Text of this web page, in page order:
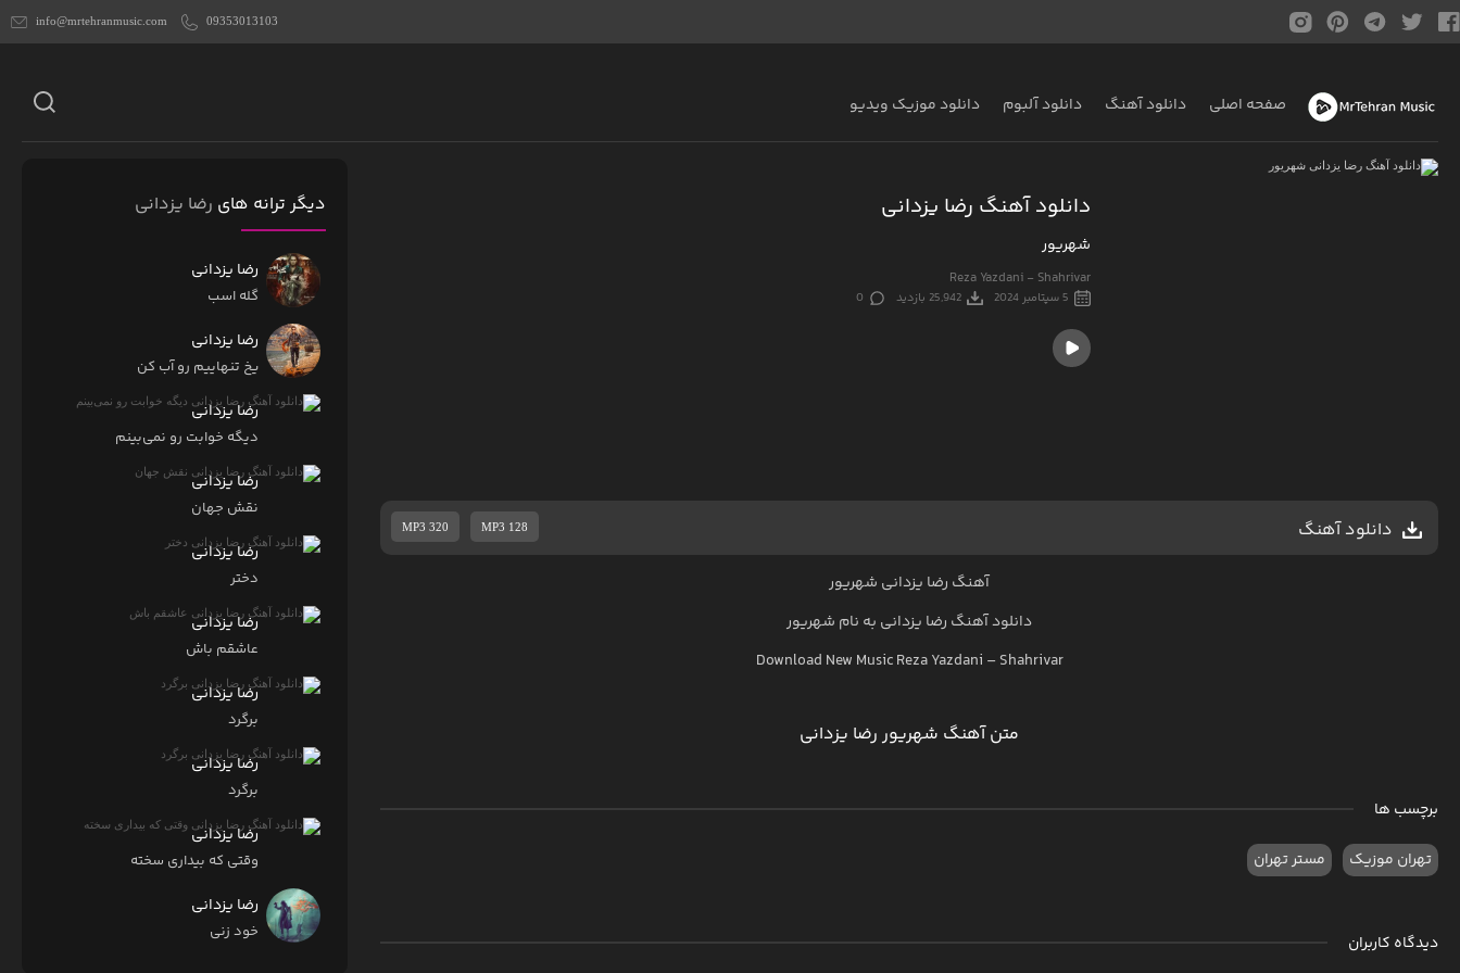
info@mrtehranmusic.com 09353013103
صفحه اصلی دانلود آهنگ دانلود آلبوم دانلود موزیک ویدیو
دانلود آهنگ رضا یزدانی
شهریور
Reza Yazdani - Shahrivar
5 سپتامبر 2024 25,942 بازدید 0
دانلود آهنگ MP3 320 MP3 128
آهنگ رضا یزدانی شهریور
دانلود آهنگ رضا یزدانی به نام شهریور
Download New MusicReza Yazdani –Shahrivar
متن آهنگ شهریور رضا یزدانی
برچسب ها
تهران موزیک مستر تهران
دیدگاه کاربران
دیگر ترانه های رضا یزدانی
رضا یزدانی
گله اسب
رضا یزدانی
یخ تنهاییم رو آب کن
رضا یزدانی
دیگه خوابت رو نمی‌بینم
رضا یزدانی
نقش جهان
رضا یزدانی
دختر
رضا یزدانی
عاشقم باش
رضا یزدانی
برگرد
رضا یزدانی
برگرد
رضا یزدانی
وقتی که بیداری سخته
رضا یزدانی
خود زنی